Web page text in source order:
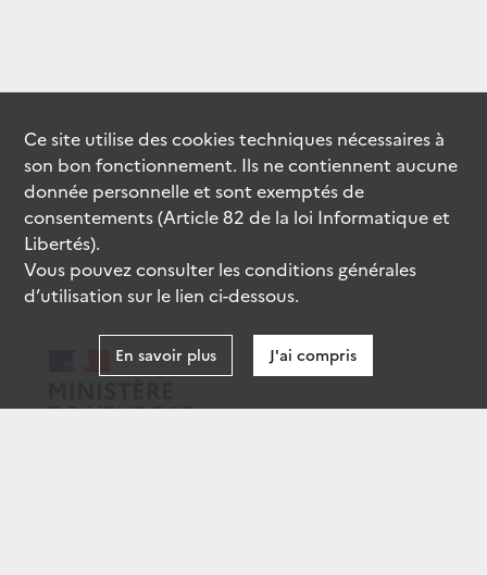
Ce site utilise descookiestechniques nécessaires à
son bon fonctionnement. Ils ne contiennent aucune
donnée personnelle et sont exemptés de
consentements (Article 82 de la loi Informatique et
Libertés).
Vous pouvez consulter les conditions générales
d’utilisation sur le lien ci-dessous.
En savoir plus J'ai compris